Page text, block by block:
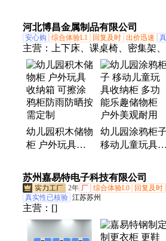
存柜
柜
河北博昌金属制品有限公司
安心购 综合体验L1 回复及时 出价迅速
主营： 上下床、课桌椅、密集架
鸦柜、监狱床
幼儿园积木储物
柜 户外玩具收
柜防雨防晒按需
定制
幼儿园涂鸦柜子
移动儿童玩具收
趣储物柜 户外
美观耐用
苏州嘉易特电子科技有限公司
2年 厂 综合体验L0 回复及时
真实性已核验 江苏苏州
主营： []